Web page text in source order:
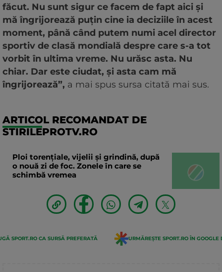
făcut. Nu sunt sigur ce facem de fapt aici și
mă îngrijorează puțin cine ia deciziile în acest
moment, până când putem numi acel director
sportiv de clasă mondială despre care s-a tot
vorbit în ultima vreme. Nu urăsc asta. Nu
chiar. Dar este ciudat, și asta cam mă
îngrijorează”, a mai spus sursa citată mai sus.
ARTICOL RECOMANDAT DE
STIRILEPROTV.RO
Ploi torențiale, vijelii și grindină, după
o nouă zi de foc. Zonele în care se
schimbă vremea
SPORT.RO CA SURSĂ PREFERATĂ URMĂREȘTE SPORT.RO ÎN GOOGLE